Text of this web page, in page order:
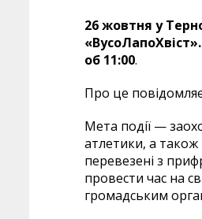
26 жовтня у
об 11:00.
Про це
Мета події —
атлетики, а також
перевезені з
провести час на
громадським